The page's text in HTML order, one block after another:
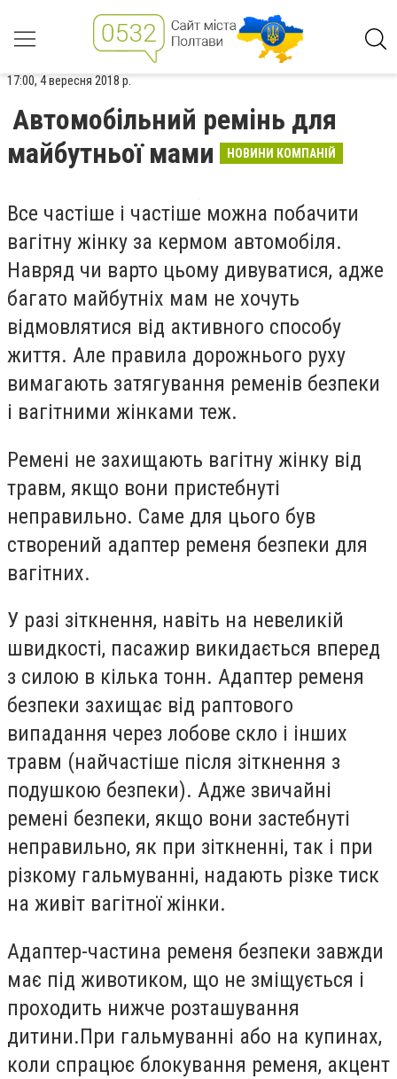
17:00, 4 вересня 2018 р.
Автомобільний ремінь для
майбутньої мами
НОВИНИ КОМПАНІЙ
Все частіше і частіше можна побачити
вагітну жінку за кермом автомобіля.
Навряд чи варто цьому дивуватися, адже
багато майбутніх мам не хочуть
відмовлятися від активного способу
життя. Але правила дорожнього руху
вимагають затягування ременів безпеки
і вагітними жінками теж.
Ремені не захищають вагітну жінку від
травм, якщо вони пристебнуті
неправильно. Саме для цього був
створений адаптер ременя безпеки для
вагітних.
У разі зіткнення, навіть на невеликій
швидкості, пасажир викидається вперед
з силою в кілька тонн. Адаптер ременя
безпеки захищає від раптового
випадання через лобове скло і інших
травм (найчастіше після зіткнення з
подушкою безпеки). Адже звичайні
ремені безпеки, якщо вони застебнуті
неправильно, як при зіткненні, так і при
різкому гальмуванні, надають різке тиск
на живіт вагітної жінки.
Адаптер-частина ременя безпеки завжди
має під животиком, що не зміщується і
проходить нижче розташування
дитини.При гальмуванні або на купинах,
коли спрацює блокування ременя, акцент